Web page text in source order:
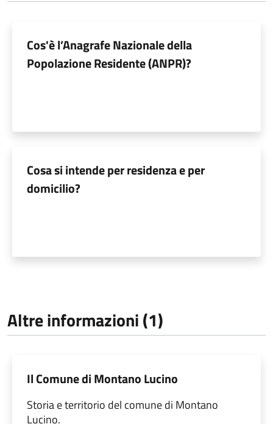
Cos'è l’Anagrafe Nazionale della
Popolazione Residente (ANPR)?
Cosa si intende per residenza e per
domicilio?
Altre informazioni (1)
Il Comune di Montano Lucino
Storia e territorio del comune di Montano
Lucino.